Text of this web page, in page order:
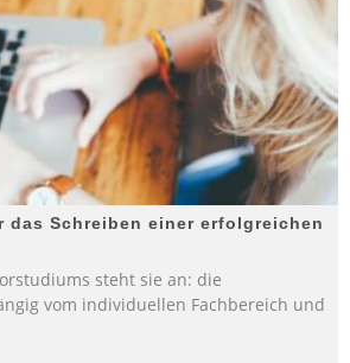
das Schreiben einer erfolgreichen
steht sie an: die
vom individuellen Fachbereich und